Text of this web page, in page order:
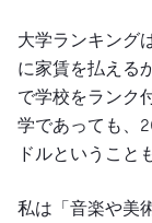
大学ランキング
に家賃を払える
で学校をランク
学であっても、
ドルということ
私は「音楽や美